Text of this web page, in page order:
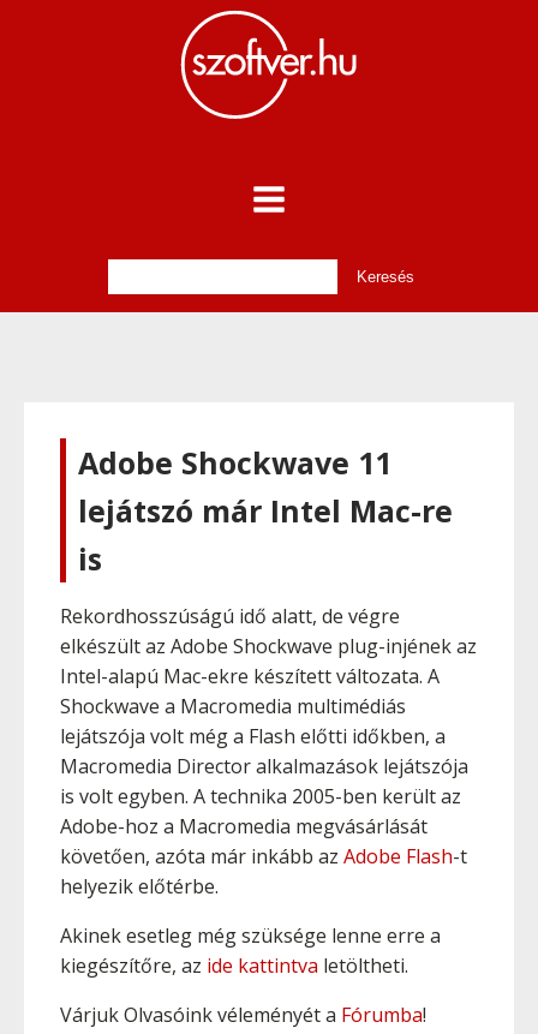
Adobe Shockwave 11
lejátszó már Intel Mac-re
is
Rekordhosszúságú idő alatt, de végre
elkészült az Adobe Shockwave plug-injének az
Intel-alapú Mac-ekre készített változata. A
Shockwave a Macromedia multimédiás
lejátszója volt még a Flash előtti időkben, a
Macromedia Director alkalmazások lejátszója
is volt egyben. A technika 2005-ben került az
Adobe-hoz a Macromedia megvásárlását
követően, azóta már inkább az Adobe Flash-t
helyezik előtérbe.
Akinek esetleg még szüksége lenne erre a
kiegészítőre, az ide kattintva letöltheti.
Várjuk Olvasóink véleményét a Fórumba!